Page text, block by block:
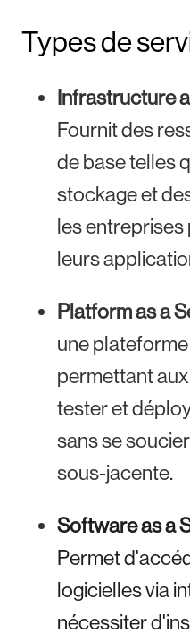
Types de
Infrastructure
Fournit des
de base telles
stockage et
les
leurs
Platform as a
une
permettant
tester et
sans se
sous-jacente.
Software as a
Permet
logicielles via
nécessiter